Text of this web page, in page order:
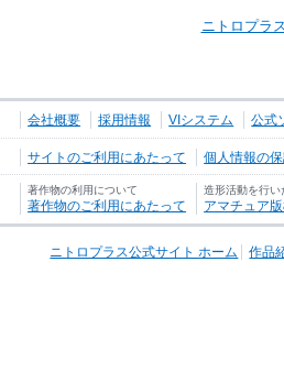
ニトロプラ
会社概要 採用情報 VIシステム 公式
サイトのご利用にあたって 個人情報の
著作物の利用について
著作物のご利用にあたって
造形活動を行い
アマチュア
ニトロプラス公式サイト ホーム 作品